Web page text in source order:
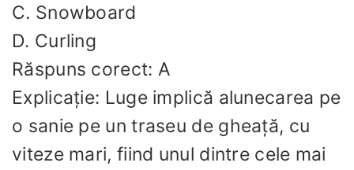
C. Snowboard
D. Curling
Răspuns corect: A
Explicație: Luge implică alunecarea pe
o sanie pe un traseu de gheață, cu
viteze mari, fiind unul dintre cele mai